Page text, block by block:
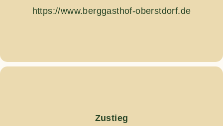
https://www.berggasthof-oberstdorf.de
Zustieg